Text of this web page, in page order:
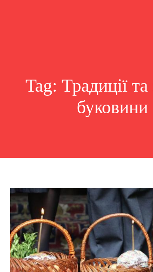
Tag: Традиції та
буковини